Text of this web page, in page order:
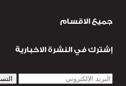
قضـايــا وحـــوادث
جميع الاقسام
إشترك في النشرة الاخبارية